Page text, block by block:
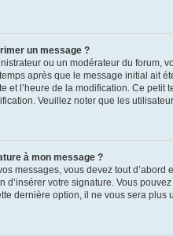
un message ?
ou un modérateur du forum,
après que le message initial ait
et l’heure de la modification. Ce
Veuillez noter que les
à mon message ?
messages, vous devez tout
d’insérer votre signature. Vous
dernière option, il ne vous sera